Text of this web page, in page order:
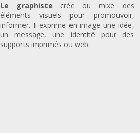
Le graphiste crée ou mixe des
éléments visuels pour promouvoir,
informer. Il exprime en image une idée,
un message, une identité pour des
supports imprimés ou web.